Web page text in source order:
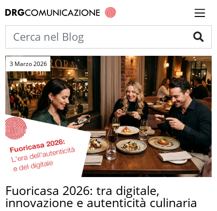
Fuoricasa 2026: tra digitale,
innovazione e autenticità culinaria
3 Marzo 2026